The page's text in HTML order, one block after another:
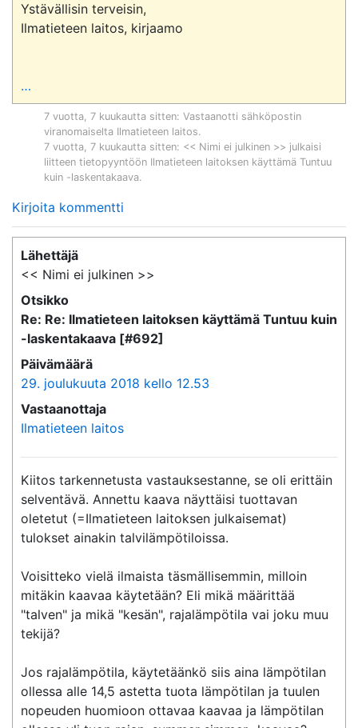
Ystävällisin terveisin,
Ilmatieteen laitos, kirjaamo
…
7 vuotta, 7 kuukautta sitten: Vastaanotti sähköpostin
viranomaiselta Ilmatieteen laitos.
7 vuotta, 7 kuukautta sitten: << Nimi ei julkinen >> julkaisi
liitteen tietopyyntöön Ilmatieteen laitoksen käyttämä Tuntuu
kuin -laskentakaava.
Kirjoita kommentti
Lähettäjä
<< Nimi ei julkinen >>
Otsikko
Re: Re: Ilmatieteen laitoksen käyttämä Tuntuu kuin
-laskentakaava [#692]
Päivämäärä
29. joulukuuta 2018 kello 12.53
Vastaanottaja
Ilmatieteen laitos
Kiitos tarkennetusta vastauksestanne, se oli erittäin
selventävä. Annettu kaava näyttäisi tuottavan
oletetut (=Ilmatieteen laitoksen julkaisemat)
tulokset ainakin talvilämpötiloissa.
Voisitteko vielä ilmaista täsmällisemmin, milloin
mitäkin kaavaa käytetään? Eli mikä määrittää
"talven" ja mikä "kesän", rajalämpötila vai joku muu
tekijä?
Jos rajalämpötila, käytetäänkö siis aina lämpötilan
ollessa alle 14,5 astetta tuota lämpötilan ja tuulen
nopeuden huomioon ottavaa kaavaa ja lämpötilan